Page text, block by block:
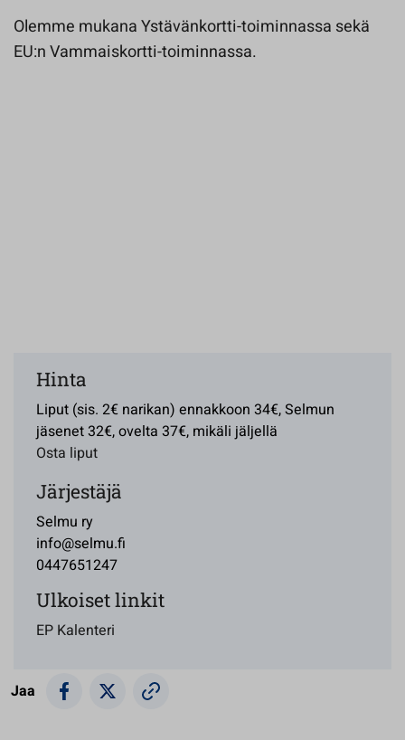
Olemme mukana Ystävänkortti-toiminnassa sekä
EU:n Vammaiskortti-toiminnassa.
Hinta
Liput (sis. 2€ narikan) ennakkoon 34€, Selmun
jäsenet 32€, ovelta 37€, mikäli jäljellä
Osta liput
Järjestäjä
Selmu ry
info@selmu.fi
0447651247
Ulkoiset linkit
EP Kalenteri
Jaa